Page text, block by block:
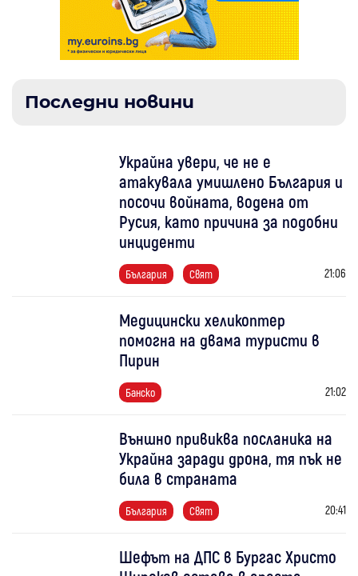
Последни новини
Украйна увери, че не е
атакувала умишлено България и
посочи войната, водена от
Русия, като причина за подобни
инциденти
България Свят 21:06
Медицински хеликоптер
помогна на двама туристи в
Пирин
Банско 21:02
Външно привиква посланика на
Украйна заради дрона, тя пък не
била в страната
България Свят 20:41
Шефът на ДПС в Бургас Христо